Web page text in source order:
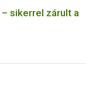
sikerrel zárult a